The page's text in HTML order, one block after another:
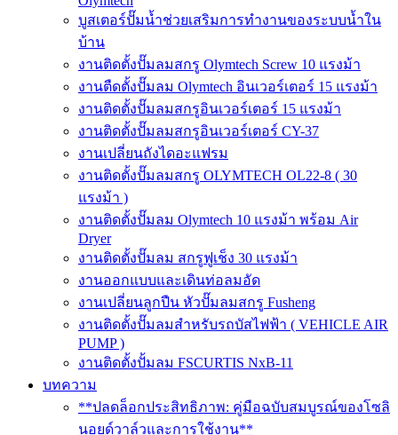
บูสเตอร์ปั๊มน้ำช่วยเสริมการทำงานของระบบน้ำใน
บ้าน
งานติดตั้งปั๊มลมสกรู Olymtech Screw 10 แรงม้า
งานตืดตั้งปั๊มลม Olymtech อินเวอร์เตอร์ 15 แรงม้า
งานติดตั้งปั๊มลมสกรูอินเวอร์เตอร์ 15 แรงม้า
งานติดตั้งปั๊มลมสกรูอินเวอร์เตอร์ CY-37
งานเปลี่ยนถังไดอะแฟรม
งานติดตั้งปั๊มลมสกรู OLYMTECH OL22-8 ( 30
แรงม้า )
งานติดตั้งปั๊มลม Olymtech 10 แรงม้า พร้อม Air
Dryer
งานติดตั้งปั๊มลม สกรูฟูเช็ง 30 แรงม้า
งานออกแบบและเดินท่อลมอัด
งานเปลี่ยนลูกปืน หัวปั๊มลมสกรู Fusheng
งานติดตั้งปั๊มลมสำหรับรถบัสไฟฟ้า ( VEHICLE AIR
PUMP )
งานติดตั้งปั้มลม FSCURTIS NxB-11
บทความ
**ปลดล็อกประสิทธิภาพ: คู่มือฉบับสมบูรณ์ของโซลิ
นอยด์วาล์วและการใช้งาน**